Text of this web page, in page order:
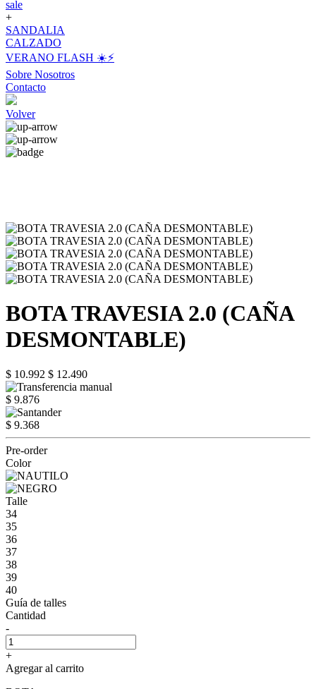
sale
+
SANDALIA
CALZADO
VERANO FLASH ☀️⚡️
Sobre Nosotros
Contacto
Volver
BOTA TRAVESIA 2.0 (CAÑA
DESMONTABLE)
$ 10.992 $ 12.490
$ 9.876
$ 9.368
Pre-order
Color
Talle
34
35
36
37
38
39
40
Guía de talles
Cantidad
-
+
Agregar al carrito